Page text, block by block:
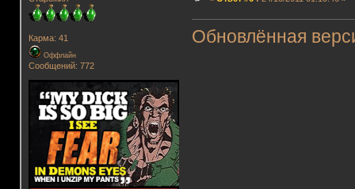
Карма: 41
Оффлайн
Сообщений: 772
Обновлённая